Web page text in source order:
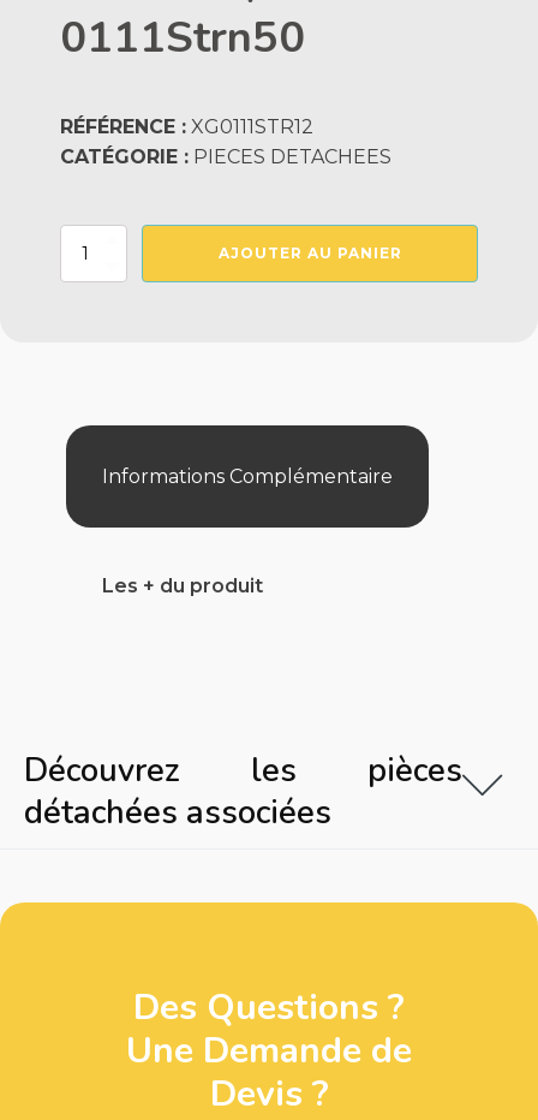
0111Strn50
RÉFÉRENCE : XG0111STR12
CATÉGORIE : PIECES DETACHEES
quantité
AJOUTER AU PANIER
Informations Complémentaire
Les + du produit
Découvrez les pièces
détachées associées
Des Questions ?
Une Demande de
Devis ?